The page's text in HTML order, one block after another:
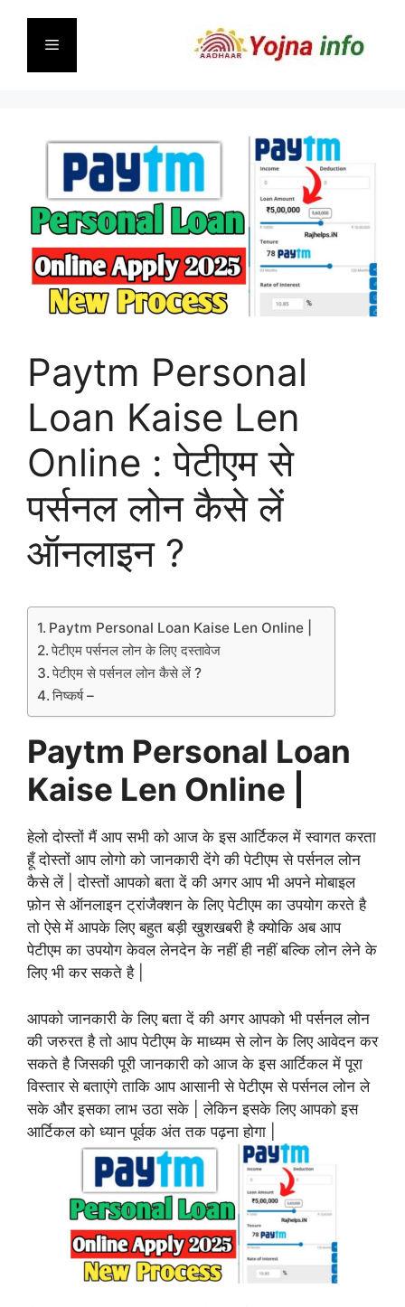
content
Menu
Paytm Personal
Loan Kaise Len
Online : पेटीएम से
पर्सनल लोन कैसे लें
ऑनलाइन ?
Paytm Personal Loan Kaise Len Online |
पेटीएम पर्सनल लोन के लिए दस्तावेज
पेटीएम से पर्सनल लोन कैसे लें ?
निष्कर्ष –
Paytm Personal Loan
Kaise Len Online |
हेलो दोस्तों मैं आप सभी को आज के इस आर्टिकल में स्वागत करता
हूँ दोस्तों आप लोगो को जानकारी देंगे की पेटीएम से पर्सनल लोन
कैसे लें | दोस्तों आपको बता दें की अगर आप भी अपने मोबाइल
फ़ोन से ऑनलाइन ट्रांजैक्शन के लिए पेटीएम का उपयोग करते है
तो ऐसे में आपके लिए बहुत बड़ी खुशखबरी है क्योकि अब आप
पेटीएम का उपयोग केवल लेनदेन के नहीं ही नहीं बल्कि लोन लेने के
लिए भी कर सकते है |
आपको जानकारी के लिए बता दें की अगर आपको भी पर्सनल लोन
की जरुरत है तो आप पेटीएम के माध्यम से लोन के लिए आवेदन कर
सकते है जिसकी पूरी जानकारी को आज के इस आर्टिकल में पूरा
विस्तार से बताएंगे ताकि आप आसानी से पेटीएम से पर्सनल लोन ले
सके और इसका लाभ उठा सके | लेकिन इसके लिए आपको इस
आर्टिकल को ध्यान पूर्वक अंत तक पढ़ना होगा |